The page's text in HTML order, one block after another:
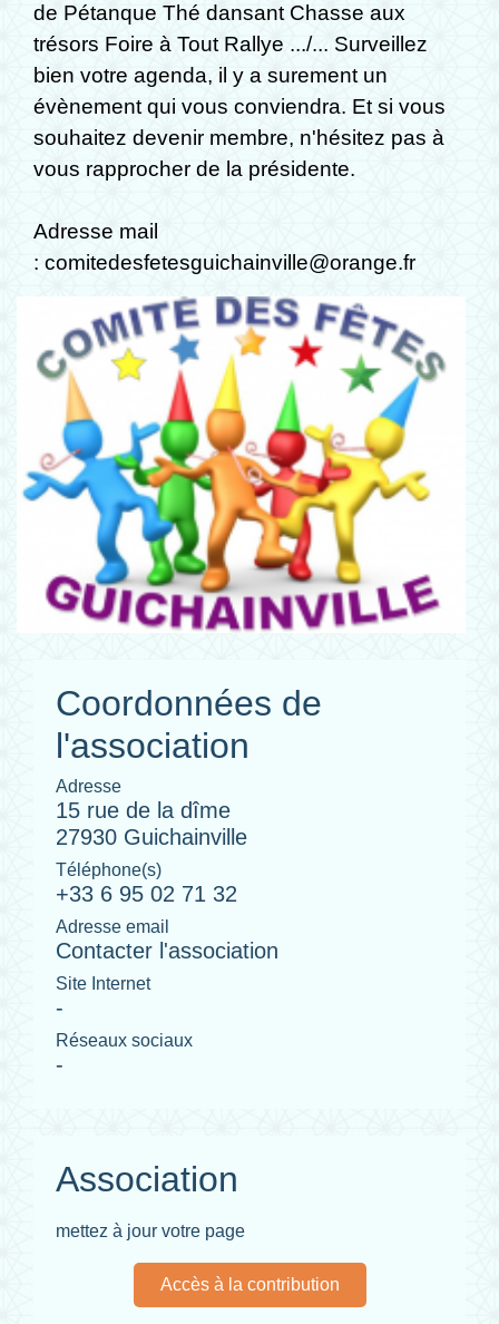
de Pétanque Thé dansant Chasse aux
trésors Foire à Tout Rallye .../... Surveillez
bien votre agenda, il y a surement un
évènement qui vous conviendra. Et si vous
souhaitez devenir membre, n'hésitez pas à
vous rapprocher de la présidente.
Adresse mail
: comitedesfetesguichainville@orange.fr
Coordonnées de
l'association
Adresse
15 rue de la dîme
27930 Guichainville
Téléphone(s)
+33 6 95 02 71 32
Adresse email
Contacter l'association
Site Internet
-
Réseaux sociaux
-
Association
mettez à jour votre page
Accès à la contribution